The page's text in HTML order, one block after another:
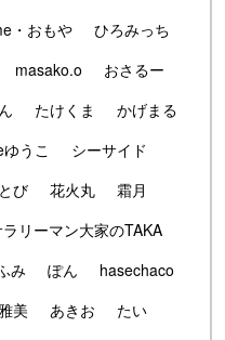
・おもや
ひろみっち
masako.o
おさるー
たけくま
かげまる
うこ
シーサイド
び 花火丸
霜月
リーマン大家のTAKA
み ぽん
hasechaco
雅美 あきお
たい